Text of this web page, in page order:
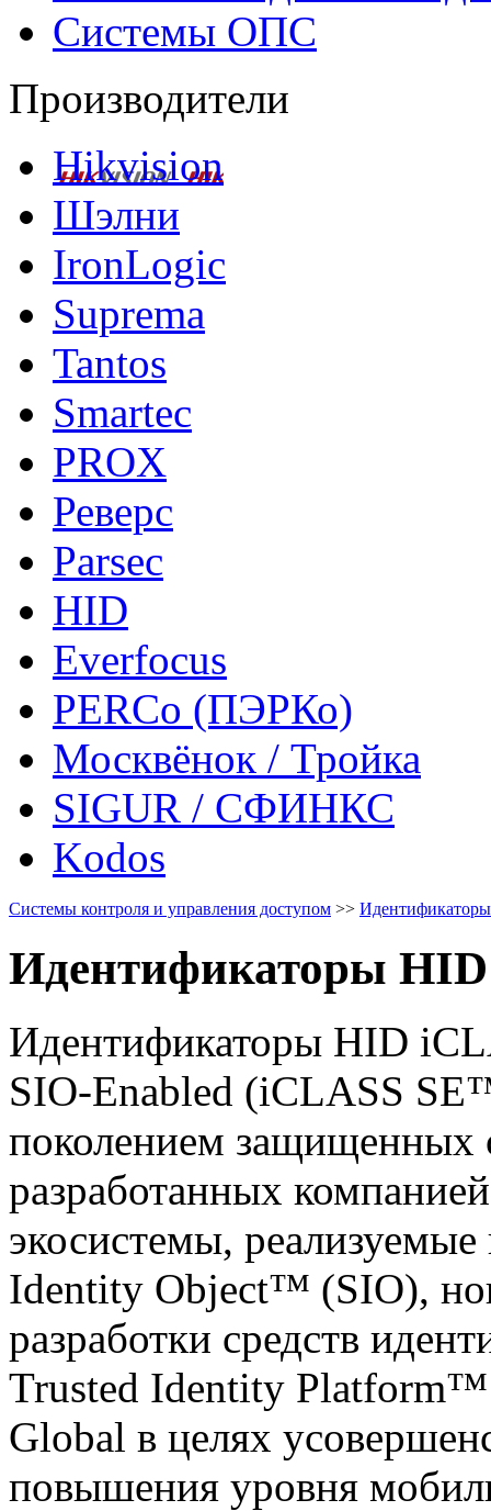
Системы ОПС
Производители
Hikvision
Шэлни
IronLogic
Suprema
Tantos
Smartec
PROX
Реверс
Parsec
HID
Everfocus
PERCo (ПЭРКо)
Москвёнок / Тройка
SIGUR / СФИНКС
Kodos
Системы контроля и управления доступом >> Идентификаторы
Идентификаторы
Идентификаторы HID
SIO-Enabled (iCLASS
поколением защищенных
разработанных
экосистемы,
Identity Object™ (SIO),
разработки средств
Trusted Identity
Global в целях
повышения уровня